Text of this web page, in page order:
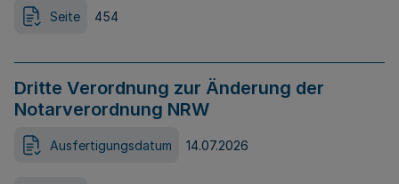
Seite 454
Dritte Verordnung zur Änderung der
Notarverordnung NRW
Ausfertigungsdatum 14.07.2026